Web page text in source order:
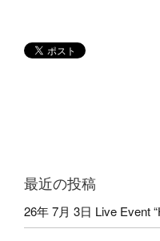
最近の投稿
26年 7月 3日 Live Event